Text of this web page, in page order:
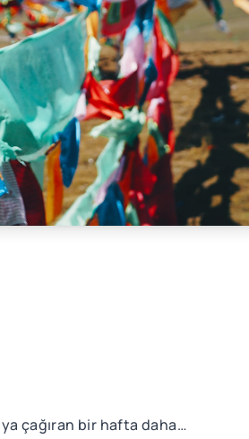
çağıran bir hafta daha…